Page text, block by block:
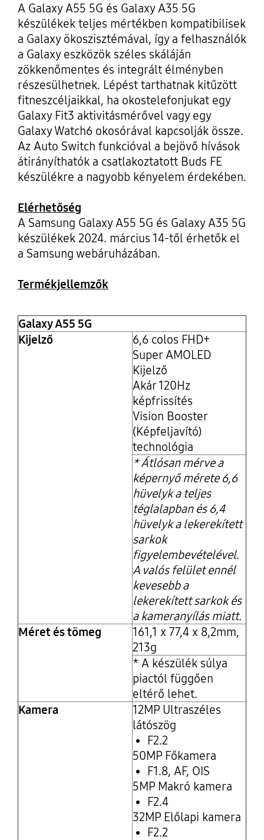
A Galaxy A55 5G és Galaxy A35 5G
készülékek teljes mértékben kompatibilisek
a Galaxy ökoszisztémával, így a felhasználók
a Galaxy eszközök széles skáláján
zökkenőmentes és integrált élményben
részesülhetnek. Lépést tarthatnak kitűzött
fitneszcéljaikkal, ha okostelefonjukat egy
Galaxy Fit3 aktivitásmérővel vagy egy
Galaxy Watch6 okosórával kapcsolják össze.
Az Auto Switch funkcióval a bejövő hívások
átirányíthatók a csatlakoztatott Buds FE
készülékre a nagyobb kényelem érdekében.
Elérhetőség
A Samsung Galaxy A55 5G és Galaxy A35 5G
készülékek 2024. március 14-től érhetők el
a Samsung webáruházában.
Termékjellemzők
Galaxy A55 5G
Kijelző
6,6 colos FHD+
Super AMOLED
Kijelző
Akár 120Hz
képfrissítés
Vision Booster
(Képfeljavító)
technológia
* Átlósan mérve a
képernyő mérete 6,6
hüvelyk a teljes
téglalapban és 6,4
hüvelyk a lekerekített
sarkok
figyelembevételével.
A valós felület ennél
kevesebb a
lekerekített sarkok és
a kameranyílás miatt.
Méret és tömeg
161,1 x 77,4 x 8,2mm,
213g
* A készülék súlya
piactól függően
eltérő lehet.
Kamera
12MP Ultraszéles
látószög
F2.2
50MP Főkamera
F1.8, AF, OIS
5MP Makró kamera
F2.4
32MP Előlapi kamera
F2.2